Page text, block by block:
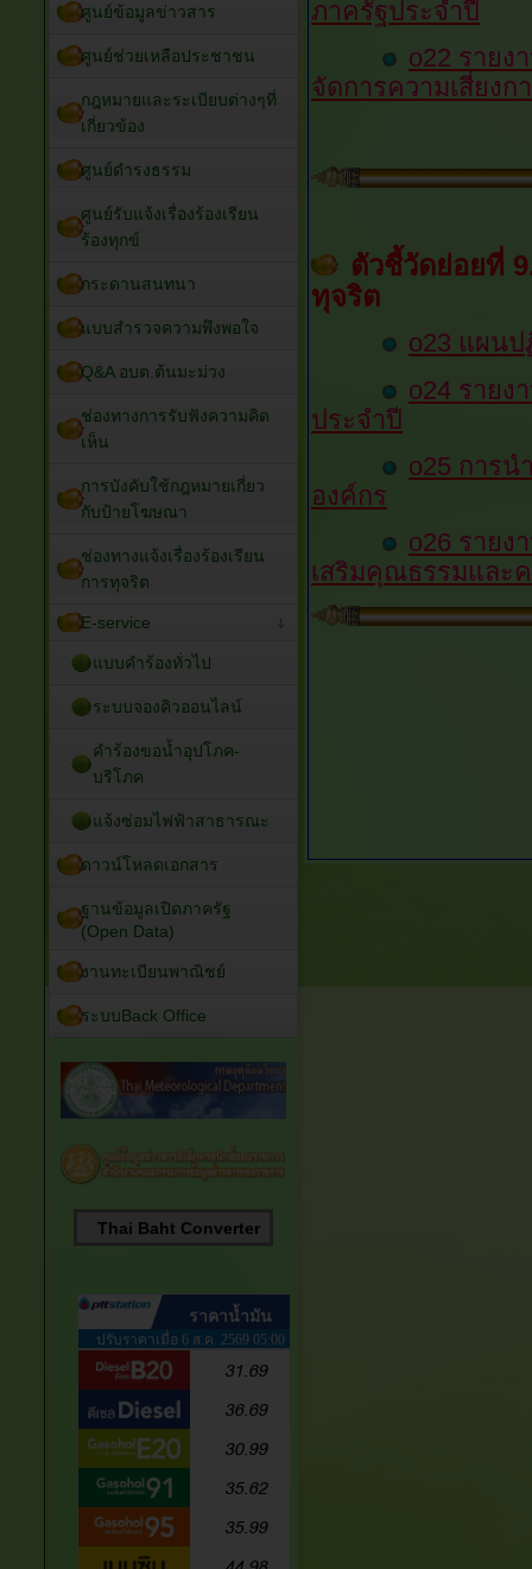
ภาครัฐประจำปี
o22 รายง
จัดการความเสี่ยง
ตัวชี้วัดย่อยที่
ทุจริต
o23 แผน
o24 รายง
ประจำปี
o25 การน
องค์กร
o26 รายง
เสริมคุณธรรมและ
ศูนย์ข้อมูลข่าวสาร
ศูนย์ช่วยเหลือประชาชน
กฎหมายและระเบียบต่างๆที่
เกี่ยวข้อง
ศูนย์ดำรงธรรม
ศูนย์รับแจ้งเรื่องร้องเรียน
ร้องทุกข์
กระดานสนทนา
แบบสำรวจความพึงพอใจ
Q&A อบต.ต้นมะม่วง
ช่องทางการรับฟังความคิด
เห็น
การบังคับใช้กฎหมายเกี่ยว
กับป้ายโฆษณา
ช่องทางแจ้งเรื่องร้องเรียน
การทุจริต
E-service
แบบคำร้องทั่วไป
ระบบจองคิวออนไลน์
คำร้องขอน้ำอุปโภค-
บริโภค
แจ้งซ่อมไฟฟ้าสาธารณะ
ดาวน์โหลดเอกสาร
ฐานข้อมูลเปิดภาครัฐ
(Open Data)
งานทะเบียนพาณิชย์
ระบบBack Office
Thai Baht Converter